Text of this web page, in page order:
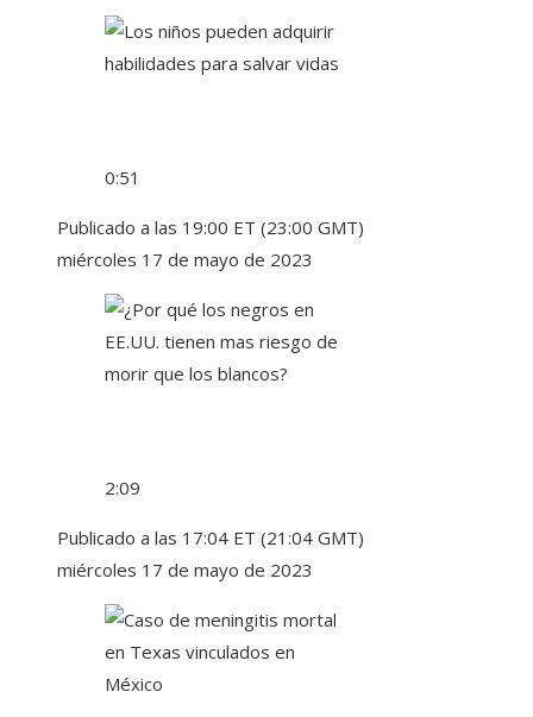
0:51
Publicado a las 19:00 ET (23:00 GMT)
miércoles 17 de mayo de 2023
2:09
Publicado a las 17:04 ET (21:04 GMT)
miércoles 17 de mayo de 2023